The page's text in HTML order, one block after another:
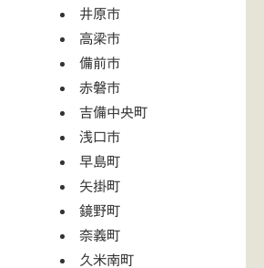
井原市
高梁市
備前市
赤磐市
吉備中央町
浅口市
早島町
矢掛町
鏡野町
奈義町
久米南町